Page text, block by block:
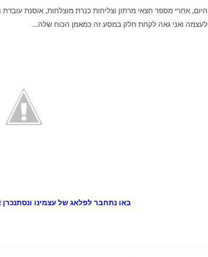
היום, אחרי מספר חצאי מרתון וצליחות כנרת מוצלחות, אוסנת
לעצמה ואני גאה לקחת חלק במסע זה כמאמן הכוח שלה...
באו נתחבר לפלאג של עצמינו